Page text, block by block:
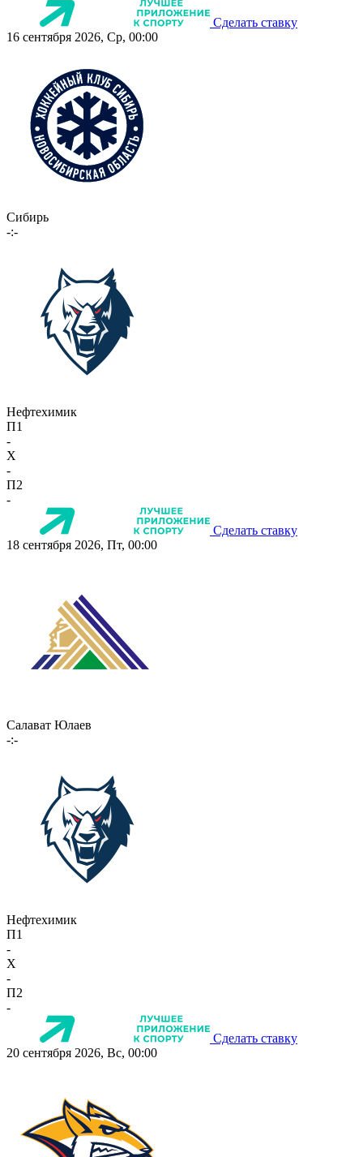
Сделать ставку
16 сентября 2026, Ср, 00:00
Сибирь
-:-
Нефтехимик
П1
-
X
-
П2
-
Сделать ставку
18 сентября 2026, Пт, 00:00
Салават Юлаев
-:-
Нефтехимик
П1
-
X
-
П2
-
Сделать ставку
20 сентября 2026, Вс, 00:00